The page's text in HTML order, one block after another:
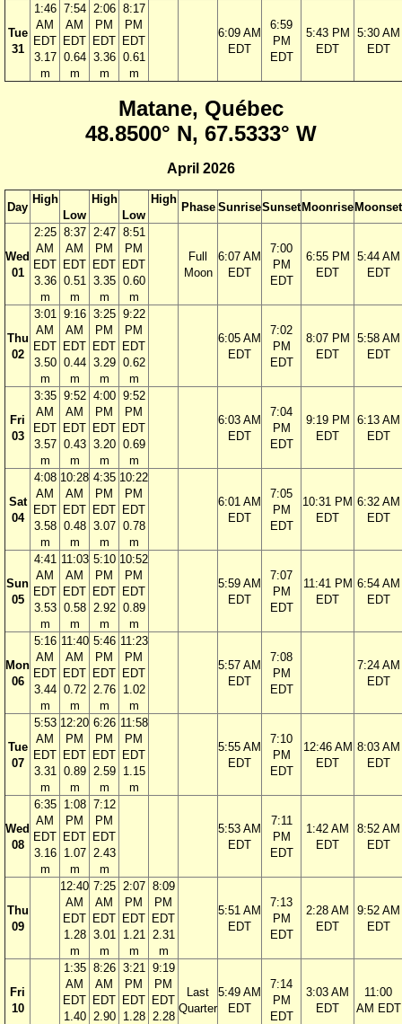
Tue
31
1:46
AM
EDT
3.17
m
7:54
AM
EDT
0.64
m
2:06
PM
EDT
3.36
m
8:17
PM
EDT
0.61
m
6:09 AM
EDT
6:59
PM
EDT
5:43 PM
EDT
5:30 AM
EDT
Matane, Québec
48.8500° N, 67.5333° W
April 2026
Day
High
Low
High
Low
High
Phase SunriseSunsetMoonriseMoonset
Wed
01
2:25
AM
EDT
3.36
m
8:37
AM
EDT
0.51
m
2:47
PM
EDT
3.35
m
8:51
PM
EDT
0.60
m
Full
Moon
6:07 AM
EDT
7:00
PM
EDT
6:55 PM
EDT
5:44 AM
EDT
Thu
02
3:01
AM
EDT
3.50
m
9:16
AM
EDT
0.44
m
3:25
PM
EDT
3.29
m
9:22
PM
EDT
0.62
m
6:05 AM
EDT
7:02
PM
EDT
8:07 PM
EDT
5:58 AM
EDT
Fri
03
3:35
AM
EDT
3.57
m
9:52
AM
EDT
0.43
m
4:00
PM
EDT
3.20
m
9:52
PM
EDT
0.69
m
6:03 AM
EDT
7:04
PM
EDT
9:19 PM
EDT
6:13 AM
EDT
Sat
04
4:08
AM
EDT
3.58
m
10:28
AM
EDT
0.48
m
4:35
PM
EDT
3.07
m
10:22
PM
EDT
0.78
m
6:01 AM
EDT
7:05
PM
EDT
10:31 PM
EDT
6:32 AM
EDT
Sun
05
4:41
AM
EDT
3.53
m
11:03
AM
EDT
0.58
m
5:10
PM
EDT
2.92
m
10:52
PM
EDT
0.89
m
5:59 AM
EDT
7:07
PM
EDT
11:41 PM
EDT
6:54 AM
EDT
Mon
06
5:16
AM
EDT
3.44
m
11:40
AM
EDT
0.72
m
5:46
PM
EDT
2.76
m
11:23
PM
EDT
1.02
m
5:57 AM
EDT
7:08
PM
EDT
7:24 AM
EDT
Tue
07
5:53
AM
EDT
3.31
m
12:20
PM
EDT
0.89
m
6:26
PM
EDT
2.59
m
11:58
PM
EDT
1.15
m
5:55 AM
EDT
7:10
PM
EDT
12:46 AM
EDT
8:03 AM
EDT
Wed
08
6:35
AM
EDT
3.16
m
1:08
PM
EDT
1.07
m
7:12
PM
EDT
2.43
m
5:53 AM
EDT
7:11
PM
EDT
1:42 AM
EDT
8:52 AM
EDT
Thu
09
12:40
AM
EDT
1.28
m
7:25
AM
EDT
3.01
m
2:07
PM
EDT
1.21
m
8:09
PM
EDT
2.31
m
5:51 AM
EDT
7:13
PM
EDT
2:28 AM
EDT
9:52 AM
EDT
Fri
10
1:35
AM
EDT
1.40
8:26
AM
EDT
2.90
3:21
PM
EDT
1.28
9:19
PM
EDT
2.28
Last
Quarter
5:49 AM
EDT
7:14
PM
EDT
3:03 AM
EDT
11:00
AM EDT